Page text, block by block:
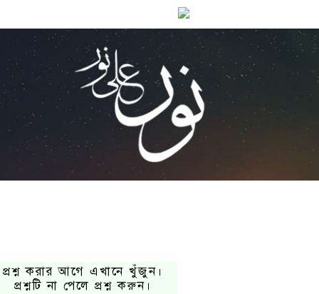
প্রশ্ন করার আগে এখানে খুঁজুন।
প্রশ্নটি না পেলে প্রশ্ন করুন।